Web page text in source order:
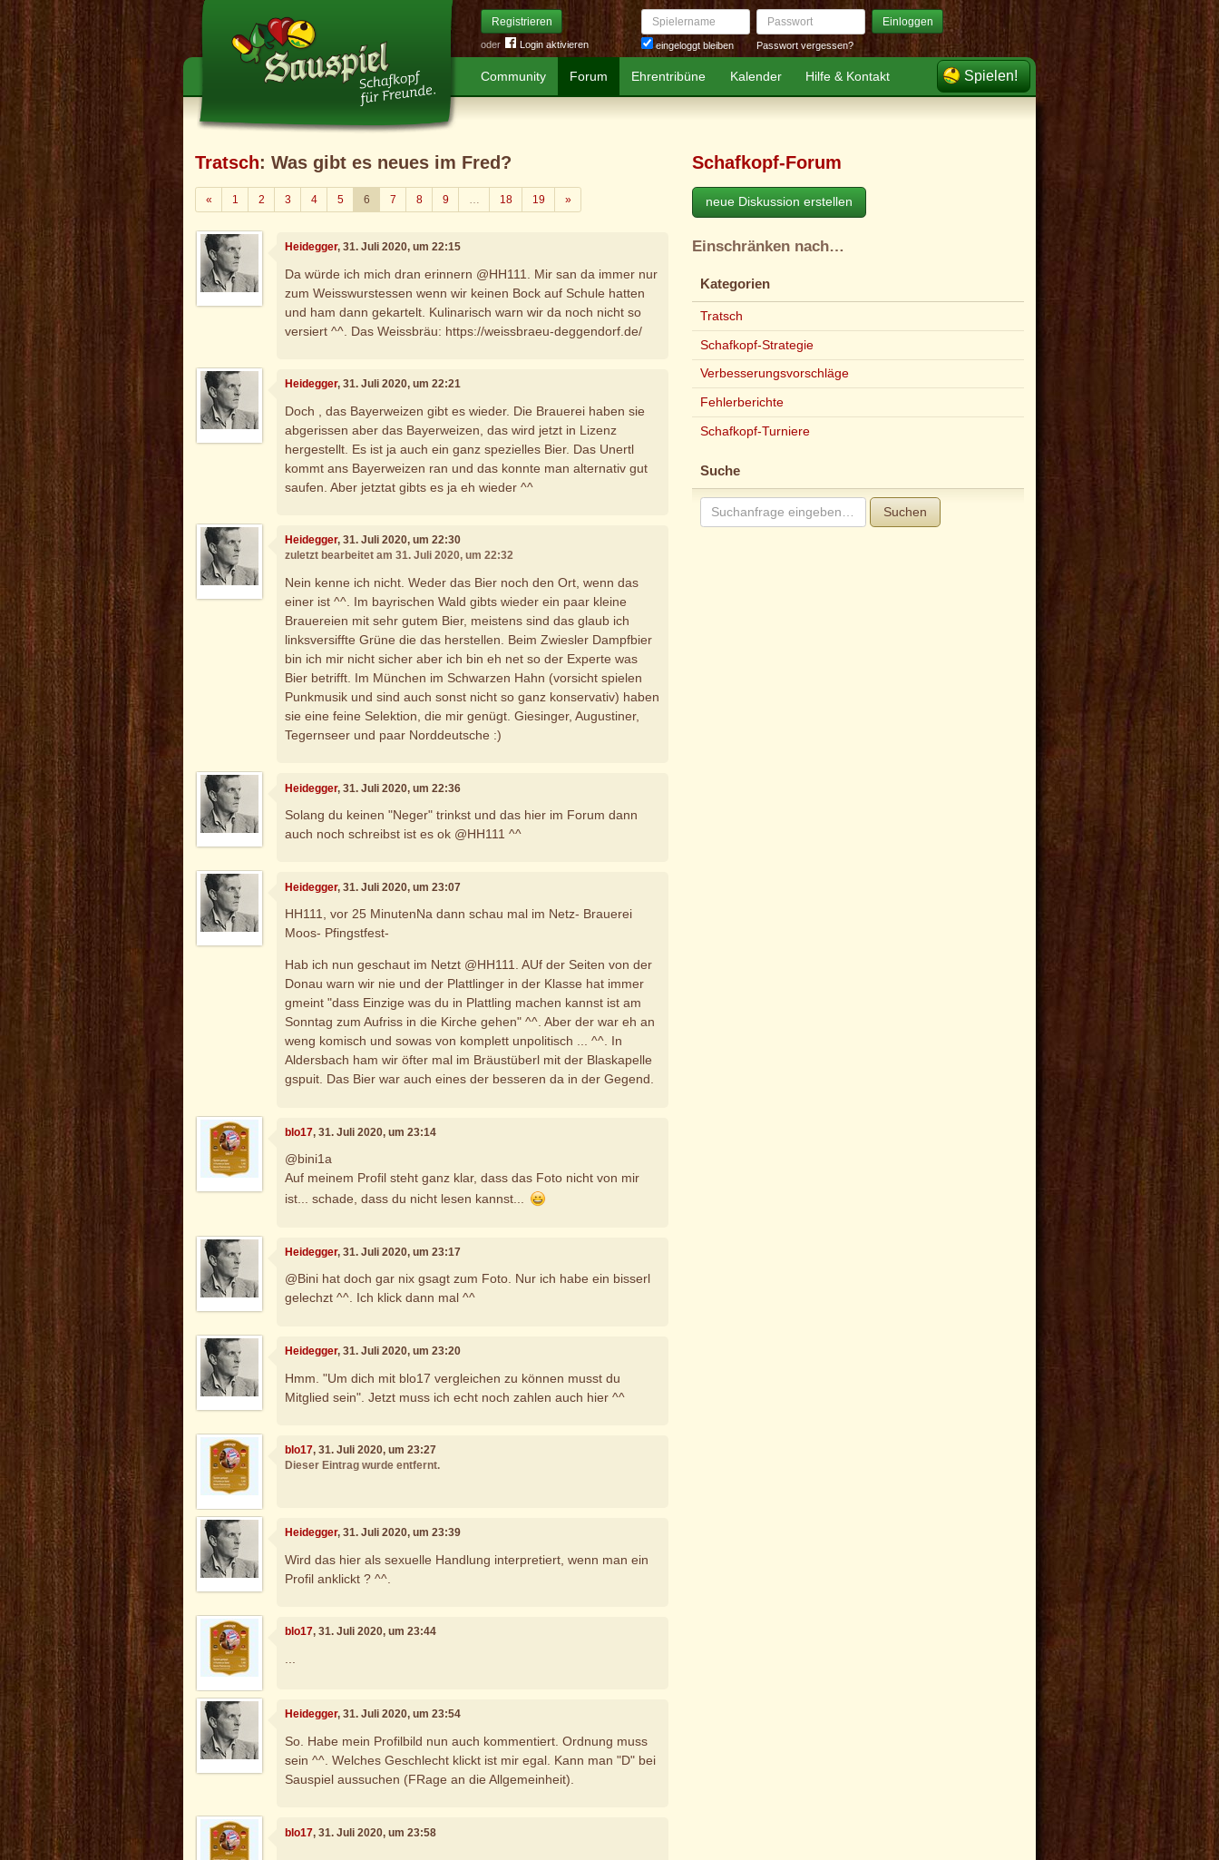
Registrieren
oder Login aktivieren
Spielername
eingeloggt bleiben
Passwort Einloggen
Passwort vergessen?
Community Forum Ehrentribüne Kalender Hilfe & Kontakt Spielen!
Tratsch: Was gibt es neues im Fred?
«Zurück
1 2 3 4 5 6 7 8 9 … 18 19 »Weiter
Heidegger, 31. Juli 2020, um 22:15
Da würde ich mich dran erinnern @HH111. Mir san da immer nur
zum Weisswurstessen wenn wir keinen Bock auf Schule hatten
und ham dann gekartelt. Kulinarisch warn wir da noch nicht so
versiert ^^. Das Weissbräu: https://weissbraeu-deggendorf.de/
Heidegger, 31. Juli 2020, um 22:21
Doch , das Bayerweizen gibt es wieder. Die Brauerei haben sie
abgerissen aber das Bayerweizen, das wird jetzt in Lizenz
hergestellt. Es ist ja auch ein ganz spezielles Bier. Das Unertl
kommt ans Bayerweizen ran und das konnte man alternativ gut
saufen. Aber jetztat gibts es ja eh wieder ^^
Heidegger, 31. Juli 2020, um 22:30
zuletzt bearbeitet am 31. Juli 2020, um 22:32
Nein kenne ich nicht. Weder das Bier noch den Ort, wenn das
einer ist ^^. Im bayrischen Wald gibts wieder ein paar kleine
Brauereien mit sehr gutem Bier, meistens sind das glaub ich
linksversiffte Grüne die das herstellen. Beim Zwiesler Dampfbier
bin ich mir nicht sicher aber ich bin eh net so der Experte was
Bier betrifft. Im München im Schwarzen Hahn (vorsicht spielen
Punkmusik und sind auch sonst nicht so ganz konservativ) haben
sie eine feine Selektion, die mir genügt. Giesinger, Augustiner,
Tegernseer und paar Norddeutsche :)
Heidegger, 31. Juli 2020, um 22:36
Solang du keinen "Neger" trinkst und das hier im Forum dann
auch noch schreibst ist es ok @HH111 ^^
Heidegger, 31. Juli 2020, um 23:07
HH111, vor 25 MinutenNa dann schau mal im Netz- Brauerei
Moos- Pfingstfest-
Hab ich nun geschaut im Netzt @HH111. AUf der Seiten von der
Donau warn wir nie und der Plattlinger in der Klasse hat immer
gmeint "dass Einzige was du in Plattling machen kannst ist am
Sonntag zum Aufriss in die Kirche gehen" ^^. Aber der war eh an
weng komisch und sowas von komplett unpolitisch ... ^^. In
Aldersbach ham wir öfter mal im Bräustüberl mit der Blaskapelle
gspuit. Das Bier war auch eines der besseren da in der Gegend.
blo17, 31. Juli 2020, um 23:14
@bini1a
Auf meinem Profil steht ganz klar, dass das Foto nicht von mir
ist... schade, dass du nicht lesen kannst...
Heidegger, 31. Juli 2020, um 23:17
@Bini hat doch gar nix gsagt zum Foto. Nur ich habe ein bisserl
gelechzt ^^. Ich klick dann mal ^^
Heidegger, 31. Juli 2020, um 23:20
Hmm. "Um dich mit blo17 vergleichen zu können musst du
Mitglied sein". Jetzt muss ich echt noch zahlen auch hier ^^
blo17, 31. Juli 2020, um 23:27
Dieser Eintrag wurde entfernt.
Heidegger, 31. Juli 2020, um 23:39
Wird das hier als sexuelle Handlung interpretiert, wenn man ein
Profil anklickt ? ^^.
blo17, 31. Juli 2020, um 23:44
Heidegger, 31. Juli 2020, um 23:54
So. Habe mein Profilbild nun auch kommentiert. Ordnung muss
sein ^^. Welches Geschlecht klickt ist mir egal. Kann man "D" bei
Sauspiel aussuchen (FRage an die Allgemeinheit).
blo17, 31. Juli 2020, um 23:58
Schafkopf-Forum
neue Diskussion erstellen
Einschränken nach…
Kategorien
Tratsch
Schafkopf-Strategie
Verbesserungsvorschläge
Fehlerberichte
Schafkopf-Turniere
Suche
Suchen